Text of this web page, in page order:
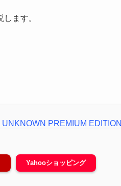
します。
PREMIUM EDITION
Yahooショッピング